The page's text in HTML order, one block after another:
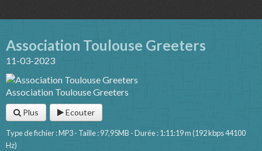
Association Toulouse Greeters
11-03-2023
Association Toulouse Greeters
Plus Ecouter
Type de fichier : MP3 - Taille : 97,95MB - Durée : 1:11:19 m (192 kbps 44100
Hz)